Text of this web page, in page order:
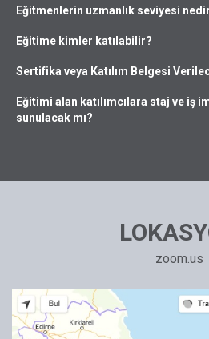
Eğitmenlerin uzmanlık seviyesi
Eğitime kimler katılabilir?
Sertifika veya Katılım Belgesi
Eğitimi alan katılımcılara staj ve iş
sunulacak mı?
zoom.us